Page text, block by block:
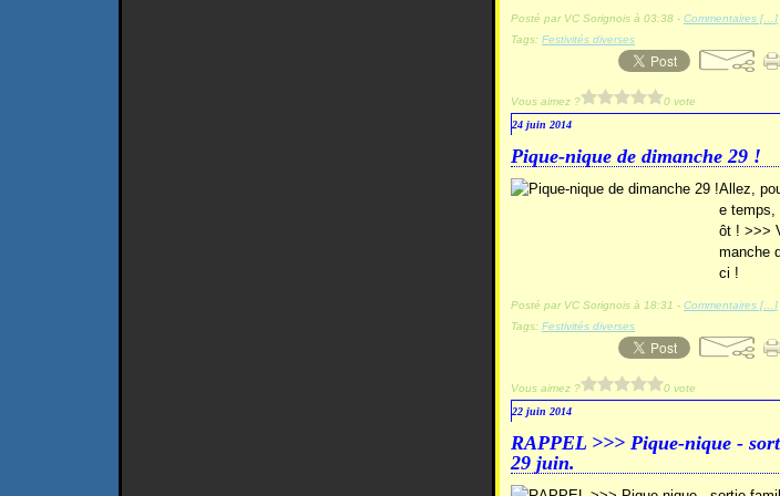
Posté par VC Sorignois à 03:38 - Commentaires [… ]
Tags: Festivités diverses
Vous aimez ?
0 vote
24 juin 2014
Pique-nique de dimanche 29 !
Allez,
e temps,
ôt ! >>>
manche
ci !
Posté par VC Sorignois à 18:31 - Commentaires [… ]
Tags: Festivités diverses
Vous aimez ?
0 vote
22 juin 2014
RAPPEL >>> Pique-nique -
29 juin.